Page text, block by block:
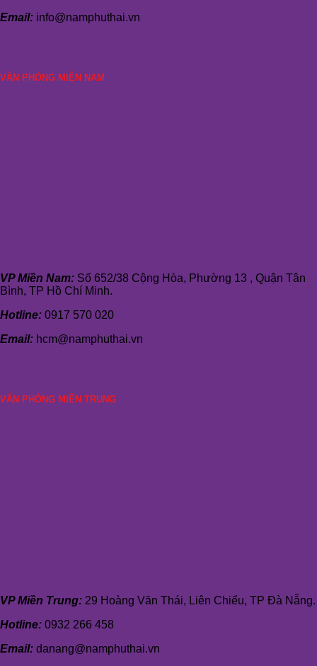
Email: info@namphuthai.vn
VĂN PHÒNG MIỀN NAM
VP Miền Nam: Số 652/38 Cộng Hòa, Phường 13 , Quận Tân
Bình, TP Hồ Chí Minh.
Hotline: 0917 570 020
Email: hcm@namphuthai.vn
VĂN PHÒNG MIỀN TRUNG
VP Miền Trung: 29 Hoàng Văn Thái, Liên Chiểu, TP Đà Nẵng.
Hotline: 0932 266 458
Email: danang@namphuthai.vn